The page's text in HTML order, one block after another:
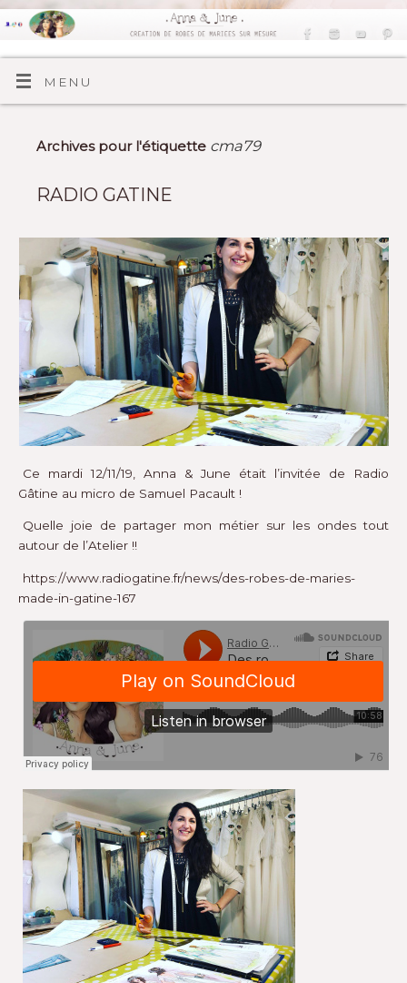
MENU
Archives pour l'étiquette cma79
RADIO GATINE
Ce mardi 12/11/19, Anna & June était l’invitée de Radio
Gâtine au micro de Samuel Pacault !
Quelle joie de partager mon métier sur les ondes tout
autour de l’Atelier !!
https://www.radiogatine.fr/news/des-robes-de-maries-
made-in-gatine-167